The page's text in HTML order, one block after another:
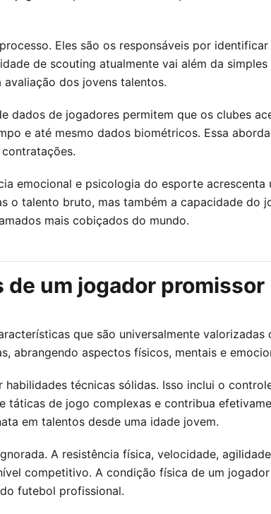
Eles são os responsáveis por
de scouting atualmente vai além da
dos jovens talentos.
dados de jogadores permitem que os clubes
e até mesmo dados biométricos. Essa
emocional e psicologia do esporte
o talento bruto, mas também a capacidade
mais cobiçados do mundo.
um jogador promissor
que são universalmente
abrangendo aspectos físicos, mentais e
técnicas sólidas. Isso inclui o
de jogo complexas e contribua
em talentos desde uma idade jovem.
A resistência física, velocidade,
competitivo. A condição física de um
futebol profissional.